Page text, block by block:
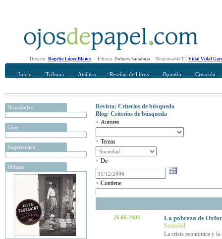
Director: Rogelio López Blanco Editora: Dolores Sanahuja Responsable TI: Vidal Vidal
Inicio Tribuna Análisis Reseñas de libros Opinión Creación
Novedades
Cine
Sugerencias
Música
Revista: Criterios de búsqueda
Blog: Criterios de búsqueda
Autores
Temas
De
Contiene
26.06.2008 La pobreza de
Sociedad
La crisis económica y la